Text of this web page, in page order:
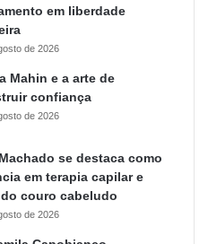
em liberdade
de 2026
Mahin e a arte de
confiança
de 2026
se destaca como
em terapia capilar e
couro cabeludo
de 2026